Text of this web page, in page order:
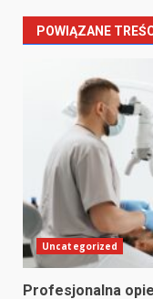
POWIĄZANE
Uncategorized
Profesjonalna